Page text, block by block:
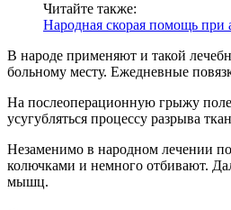
Читайте также:
Народная скорая помощь при
В народе применяют и такой
больному месту. Ежедневные
На послеоперационную грыжу
усугубляться процессу разрыва
Незаменимо в народном лечении
колючками и немного отбивают.
мышц.